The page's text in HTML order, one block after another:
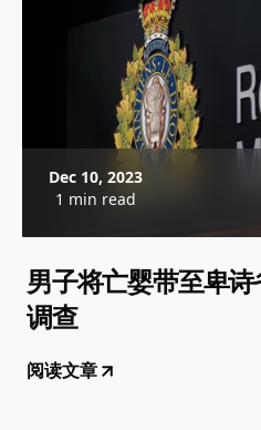
Dec 10, 2023
1 min read
男子将亡婴带至卑
调查
阅读文章